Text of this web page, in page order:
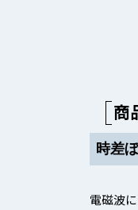
商
時差
電磁波